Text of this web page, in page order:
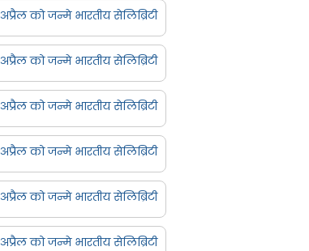
अप्रैल को जन्मे भारतीय सेलिब्रिटी
अप्रैल को जन्मे भारतीय सेलिब्रिटी
अप्रैल को जन्मे भारतीय सेलिब्रिटी
अप्रैल को जन्मे भारतीय सेलिब्रिटी
अप्रैल को जन्मे भारतीय सेलिब्रिटी
अप्रैल को जन्मे भारतीय सेलिब्रिटी